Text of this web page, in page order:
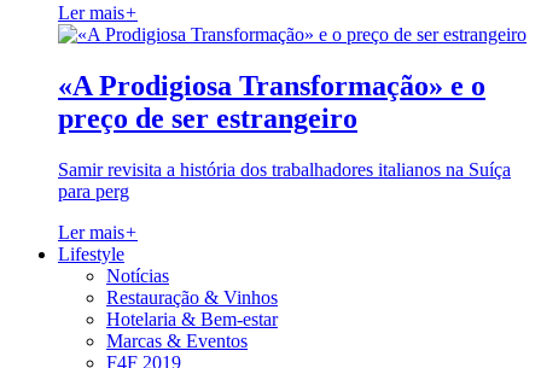
Ler mais+
«A Prodigiosa Transformação» e o
preço de ser estrangeiro
Samir revisita a história dos trabalhadores italianos na Suíça
para perg
Ler mais+
Lifestyle
Notícias
Restauração & Vinhos
Hotelaria & Bem-estar
Marcas & Eventos
F4F 2019